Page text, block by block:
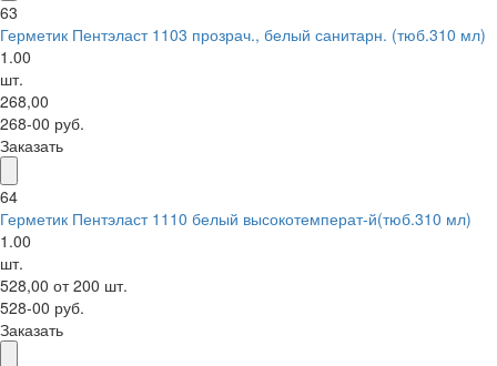
63
Герметик Пентэласт 1103 прозрач., белый санитарн. (тюб.310 мл)
1.00
шт.
268,00
268-00 руб.
Заказать
64
Герметик Пентэласт 1110 белый высокотемперат-й(тюб.310 мл)
1.00
шт.
528,00 от 200 шт.
528-00 руб.
Заказать